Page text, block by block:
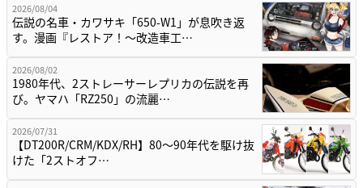
2026/08/04
伝説の名車・カワサキ「650-W1」が息吹き返
す。漫画『レストア！～改造車工…
2026/08/02
1980年代、2ストレーサーレプリカの伝説を再
び。ヤマハ「RZ250」の流麗…
2026/07/31
【DT200R/CRM/KDX/RH】80〜90年代を駆け抜
けた「2ストオフ…